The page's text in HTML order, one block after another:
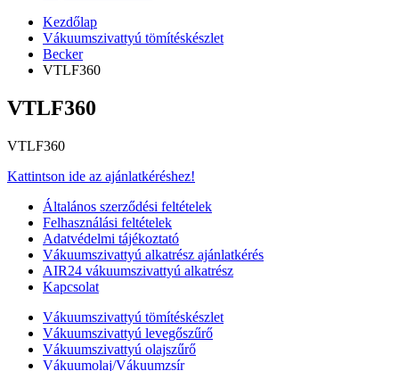
Kezdőlap
Vákuumszivattyú tömítéskészlet
Becker
VTLF360
VTLF360
VTLF360
Kattintson ide az ajánlatkéréshez!
Általános szerződési feltételek
Felhasználási feltételek
Adatvédelmi tájékoztató
Vákuumszivattyú alkatrész ajánlatkérés
AIR24 vákuumszivattyú alkatrész
Kapcsolat
Vákuumszivattyú tömítéskészlet
Vákuumszivattyú levegőszűrő
Vákuumszivattyú olajszűrő
Vákuumolaj/Vákuumzsír